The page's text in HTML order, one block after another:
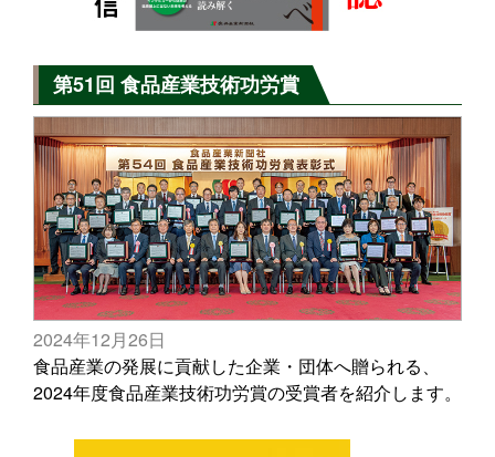
第51回 食品産業技術功労賞
2024年12月26日
食品産業の発展に貢献した企業・団体へ贈られる、
2024年度食品産業技術功労賞の受賞者を紹介します。